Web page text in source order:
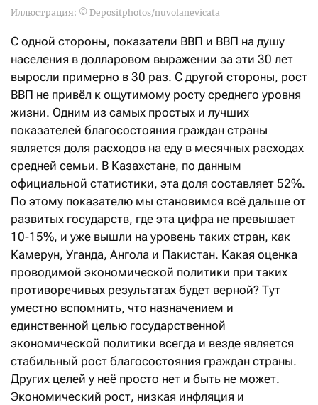
Иллюстрация: © Depositphotos/nuvolanevicata
С одной стороны, показатели ВВП и ВВП на душу
населения в долларовом выражении за эти 30 лет
выросли примерно в 30 раз. С другой стороны, рост
ВВП не привёл к ощутимому росту среднего уровня
жизни. Одним из самых простых и лучших
показателей благосостояния граждан страны
является доля расходов на еду в месячных расходах
средней семьи. В Казахстане, по данным
официальной статистики, эта доля составляет 52%.
По этому показателю мы становимся всё дальше от
развитых государств, где эта цифра не превышает
10-15%, и уже вышли на уровень таких стран, как
Камерун, Уганда, Ангола и Пакистан. Какая оценка
проводимой экономической политики при таких
противоречивых результатах будет верной? Тут
уместно вспомнить, что назначением и
единственной целью государственной
экономической политики всегда и везде является
стабильный рост благосостояния граждан страны.
Других целей у неё просто нет и быть не может.
Экономический рост, низкая инфляция и